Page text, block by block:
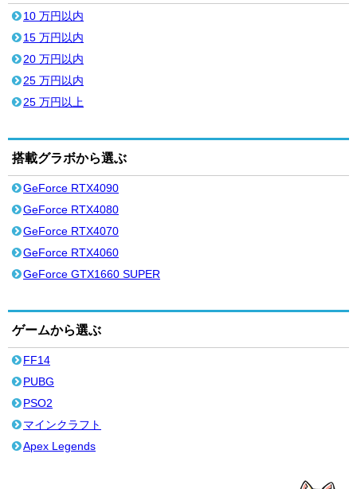
10 万円以内
15 万円以内
20 万円以内
25 万円以内
25 万円以上
搭載グラボから選ぶ
GeForce RTX4090
GeForce RTX4080
GeForce RTX4070
GeForce RTX4060
GeForce GTX1660 SUPER
ゲームから選ぶ
FF14
PUBG
PSO2
マインクラフト
Apex Legends